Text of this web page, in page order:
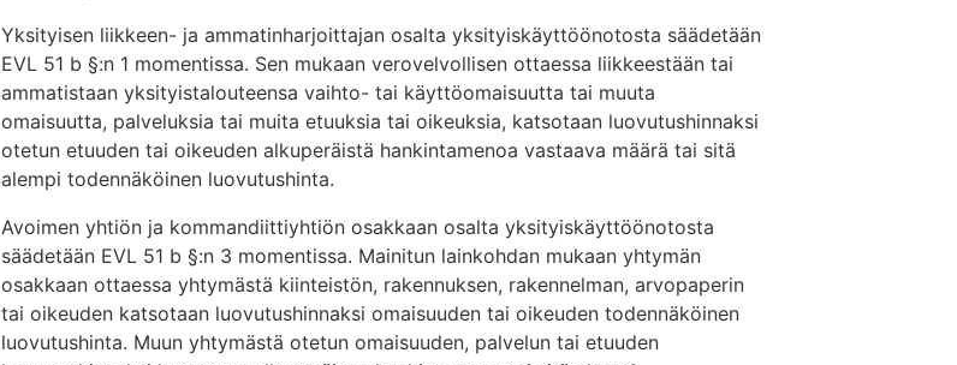
Yksityisen liikkeen- ja ammatinharjoittajan osalta yksityiskäyttöönotosta säädetään
EVL 51 b §:n 1 momentissa. Sen mukaan verovelvollisen ottaessa liikkeestään tai
ammatistaan yksityistalouteensa vaihto- tai käyttöomaisuutta tai muuta
omaisuutta, palveluksia tai muita etuuksia tai oikeuksia, katsotaan luovutushinnaksi
otetun etuuden tai oikeuden alkuperäistä hankintamenoa vastaava määrä tai sitä
alempi todennäköinen luovutushinta.
Avoimen yhtiön ja kommandiittiyhtiön osakkaan osalta yksityiskäyttöönotosta
säädetään EVL 51 b §:n 3 momentissa. Mainitun lainkohdan mukaan yhtymän
osakkaan ottaessa yhtymästä kiinteistön, rakennuksen, rakennelman, arvopaperin
tai oikeuden katsotaan luovutushinnaksi omaisuuden tai oikeuden todennäköinen
luovutushinta. Muun yhtymästä otetun omaisuuden, palvelun tai etuuden